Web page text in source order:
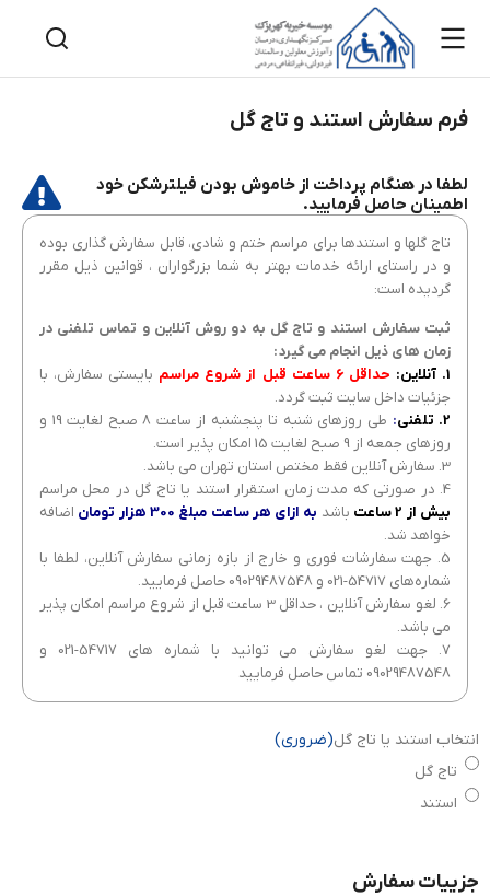
فرم سفارش استند و تاج گل
لطفا در هنگام پرداخت از خاموش بودن فیلترشکن خود
اطمینان حاصل فرمایید.
تاج گلها و استندها برای مراسم ختم و شادی، قابل سفارش گذاری بوده
و در راستای ارائه خدمات بهتر به شما بزرگواران ، قوانین ذیل مقرر
گردیده است:
ثبت سفارش استند و تاج گل به دو روش آنلاین و تماس تلفنی در
زمان های ذیل انجام می گیرد:
1. آنلاین:
حداقل 6 ساعت قبل از شروع مراسم
بایستی سفارش، با
جزئیات داخل سایت ثبت گردد.
2. تلفنی
:
طی روزهای شنبه تا پنجشنبه از ساعت 8 صبح لغایت 19 و
روزهای جمعه از 9 صبح لغایت 15 امکان پذیر است.
3. سفارش آنلاین فقط مختص استان تهران می باشد.
4. در صورتی که مدت زمان استقرار استند یا تاج گل در محل مراسم
بیش از 2 ساعت
باشد به ازای هر ساعت مبلغ 300 هزار تومان
اضافه
خواهد شد.
5. جهت سفارشات فوری و خارج از بازه زمانی سفارش آنلاین، لطفا با
شماره‌های 54717-021 و 09029487548 حاصل فرمایید.
6. لغو سفارش آنلاین ، حداقل 3 ساعت قبل از شروع مراسم امکان پذیر
می باشد.
7. جهت لغو سفارش می توانید با شماره های 54717-021 و
09029487548 تماس حاصل فرمایید
انتخاب استند یا تاج گل(ضروری)
تاج گل
استند
جزییات سفارش